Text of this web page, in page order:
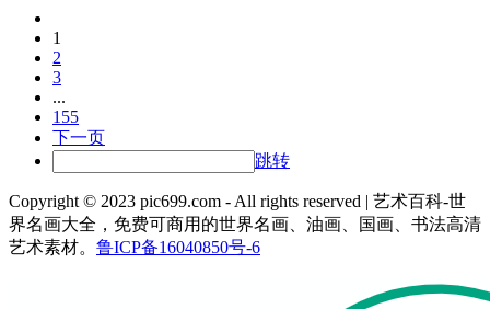
1
2
3
...
155
下一页
跳转
Copyright © 2023 pic699.com - All rights reserved | 艺术百科-世
界名画大全，免费可商用的世界名画、油画、国画、书法高清
艺术素材。 鲁ICP备16040850号-6